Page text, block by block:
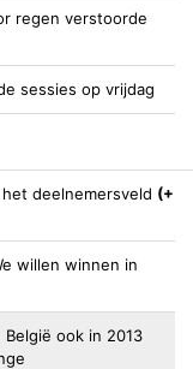
regen verstoorde
sessies op vrijdag
deelnemersveld (+
willen winnen in
België ook in 2013